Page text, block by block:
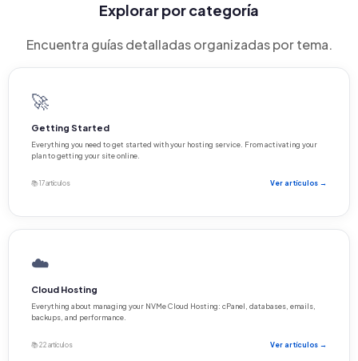
Explorar por categoría
Encuentra guías detalladas organizadas por tema.
🚀
Getting Started
Everything you need to get started with your hosting service. From activating your
plan to getting your site online.
📚 17 artículos Ver artículos →
☁️
Cloud Hosting
Everything about managing your NVMe Cloud Hosting: cPanel, databases, emails,
backups, and performance.
📚 22 artículos Ver artículos →